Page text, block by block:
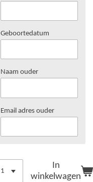
Geboortedatum
Naam ouder
Email adres ouder
In
winkelwagen